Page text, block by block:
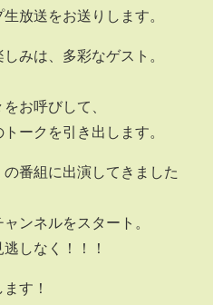
放送をお送りします。
みは、多彩なゲスト。
お呼びして、
ークを引き出します。
番組に出演してきました
ンネルをスタート。
しなく！！！
す！